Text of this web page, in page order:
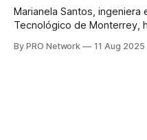
Marianela Santos, ingeniera
Tecnológico de Monterrey,
con impacto social y
By PRO Network 11 Aug 2025